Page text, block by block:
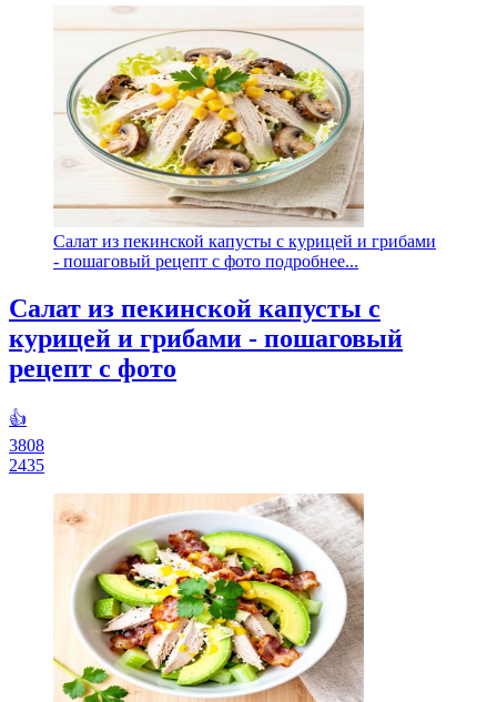
Салат из пекинской капусты с курицей и грибами
- пошаговый рецепт с фото подробнее...
Салат из пекинской капусты с
курицей и грибами - пошаговый
рецепт с фото
👍
3808
2435